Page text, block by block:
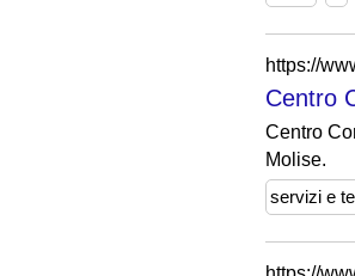
https://
Centro
Centro
Molise.
servizi e